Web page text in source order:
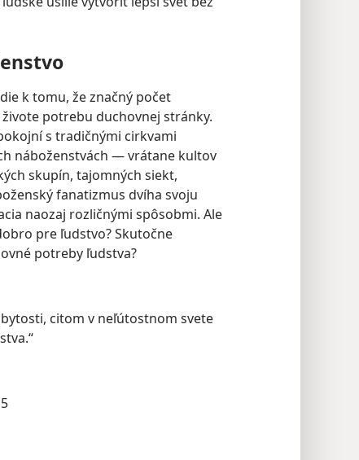
k tomu, že značný počet
potrebu duchovnej stránky.
s tradičnými cirkvami
náboženstvách — vrátane kultov
skupín, tajomných siekt,
fanatizmus dvíha svoju
naozaj rozličnými spôsobmi. Ale
pre ľudstvo? Skutočne
potreby ľudstva?
citom v neľútostnom svete